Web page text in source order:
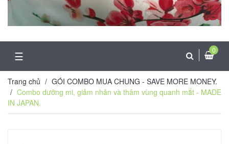
☰ 0
Trang chủ / GÓI COMBO MUA CHUNG - SAVE MORE MONEY.
/ Combo dưỡng mi, giảm nhăn và thâm vùng quanh mắt - MADE
IN JAPAN.